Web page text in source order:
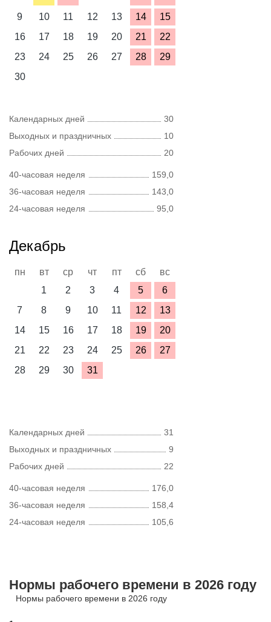
9
10 11 12 13 14
15
16
17 18 19 20 21
22
23
24 25 26 27 28
29
30
Календарных дней
30
Выходных и праздничных
10
Рабочих дней
20
40-часовая неделя
159,0
36-часовая неделя
143,0
24-часовая неделя
95,0
Декабрь
пн вт ср чт пт сб
вс
1
2 3 4 5
6
7
8 9 10 11 12
13
14
15 16 17 18 19
20
21
22 23 24 25 26
27
28
29 30 31
Календарных дней
31
Выходных и праздничных
9
Рабочих дней
22
40-часовая неделя
176,0
36-часовая неделя
158,4
24-часовая неделя
105,6
Нормы рабочего времени в 2026 году
Нормы рабочего времени в 2026 году